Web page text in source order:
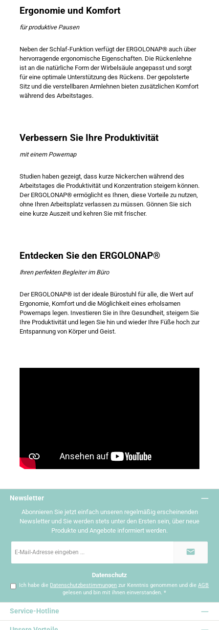
Ergonomie und Komfort
für produktive Pausen
Neben der Schlaf-Funktion verfügt der ERGOLONAP® auch über
hervorragende ergonomische Eigenschaften. Die Rückenlehne
ist an die natürliche Form der Wirbelsäule angepasst und sorgt
für eine optimale Unterstützung des Rückens. Der gepolsterte
Sitz und die verstellbaren Armlehnen bieten zusätzlichen Komfort
während des Arbeitstages.
Verbessern Sie Ihre Produktivität
mit einem Powernap
Studien haben gezeigt, dass kurze Nickerchen während des
Arbeitstages die Produktivität und Konzentration steigern können.
Der ERGOLONAP® ermöglicht es Ihnen, diese Vorteile zu nutzen,
ohne Ihren Arbeitsplatz verlassen zu müssen. Gönnen Sie sich
eine kurze Auszeit und kehren Sie mit frischer.
Entdecken Sie den ERGOLONAP®
Ihren perfekten Begleiter im Büro
Der ERGOLONAP® ist der ideale Bürostuhl für alle, die Wert auf
Ergonomie, Komfort und die Möglichkeit eines erholsamen
Powernaps legen. Investieren Sie in Ihre Gesundheit, steigern Sie
Ihre Produktivität und legen Sie hin und wieder Ihre Füße hoch zur
Entspannung von Körper und Geist.
Newsletter
Abonnieren Sie jetzt einfach unseren regelmäßig erscheinenden
Newsletter und Sie werden stets unter den Ersten sein, über neue
Produkte und Angebote informiert werden.
Mail-
Datenschutz
Ich habe die Datenschutzbestimmungen zur Kenntnis genommen und dieAGB
gelesen und bin mit ihnen einverstanden. *
Service-Hotline